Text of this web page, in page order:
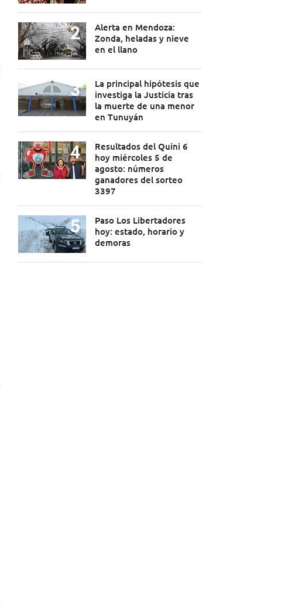
Alerta en Mendoza:
Zonda, heladas y nieve
en el llano
La principal hipótesis que
investiga la Justicia tras
la muerte de una menor
en Tunuyán
Resultados del Quini 6
hoy miércoles 5 de
agosto: números
ganadores del sorteo
3397
Paso Los Libertadores
hoy: estado, horario y
demoras